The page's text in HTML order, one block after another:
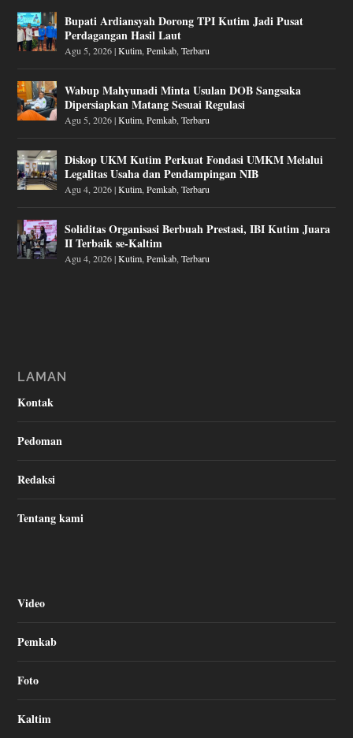
Bupati Ardiansyah Dorong TPI Kutim Jadi Pusat
Perdagangan Hasil Laut
Agu 5, 2026|Kutim ,Pemkab ,Terbaru
Wabup Mahyunadi Minta Usulan DOB Sangsaka
Dipersiapkan Matang Sesuai Regulasi
Agu 5, 2026|Kutim ,Pemkab ,Terbaru
Diskop UKM Kutim Perkuat Fondasi UMKM Melalui
Legalitas Usaha dan Pendampingan NIB
Agu 4, 2026|Kutim ,Pemkab ,Terbaru
Soliditas Organisasi Berbuah Prestasi, IBI Kutim Juara
II Terbaik se-Kaltim
Agu 4, 2026|Kutim ,Pemkab ,Terbaru
LAMAN
Kontak
Pedoman
Redaksi
Tentang kami
Video
Pemkab
Foto
Kaltim